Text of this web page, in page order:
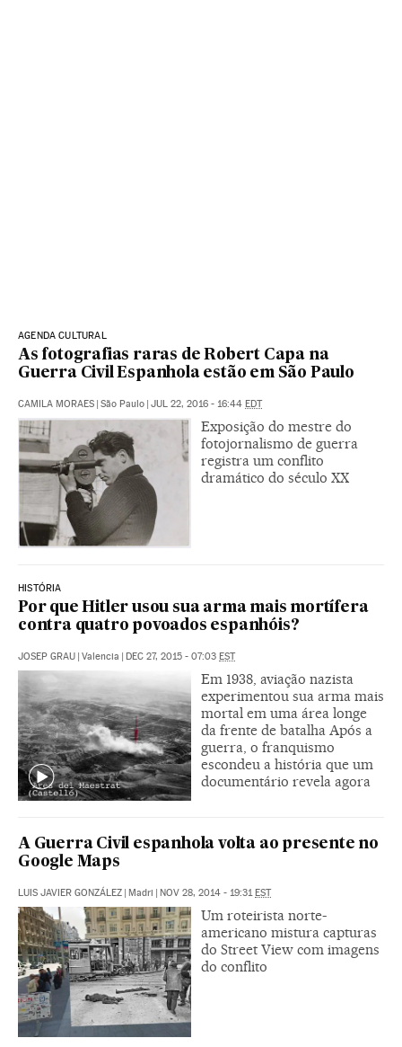
AGENDA CULTURAL
As fotografias raras de Robert Capa na
Guerra Civil Espanhola estão em São Paulo
CAMILA MORAES | São Paulo | JUL 22, 2016 - 16:44 EDT
Exposição do mestre do
fotojornalismo de guerra
registra um conflito
dramático do século XX
HISTÓRIA
Por que Hitler usou sua arma mais mortífera
contra quatro povoados espanhóis?
JOSEP GRAU | Valencia | DEC 27, 2015 - 07:03 EST
Em 1938, aviação nazista
experimentou sua arma mais
mortal em uma área longe
da frente de batalha Após a
guerra, o franquismo
escondeu a história que um
documentário revela agora
A Guerra Civil espanhola volta ao presente no
Google Maps
LUIS JAVIER GONZÁLEZ | Madri | NOV 28, 2014 - 19:31 EST
Um roteirista norte-
americano mistura capturas
do Street View com imagens
do conflito